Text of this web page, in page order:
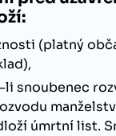
(platný
snoubenec
úmrtní list.